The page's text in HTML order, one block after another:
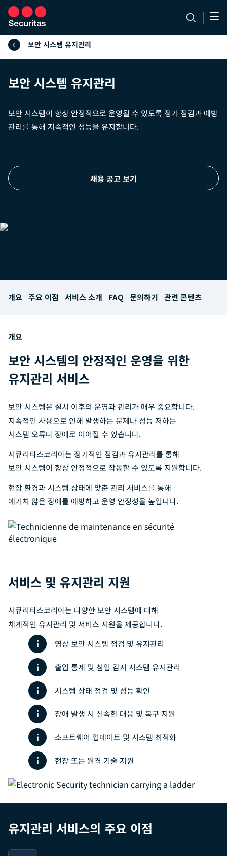
보안 시스템 유지관리
보안 시스템 유지관리
보안 시스템이 항상 안정적으로 운영될 수 있도록 정기 점검과 예방
관리를 통해 지속적인 성능을 유지합니다.
채용 공고 보기
개요 주요 이점 서비스 소개 FAQ 문의하기 관련 콘텐츠
개요
보안 시스템의 안정적인 운영을 위한
유지관리 서비스
보안 시스템은 설치 이후의 운영과 관리가 매우 중요합니다.
지속적인 사용으로 인해 발생하는 문제나 성능 저하는
시스템 오류나 장애로 이어질 수 있습니다.
시큐리타스코리아는 정기적인 점검과 유지관리를 통해
보안 시스템이 항상 안정적으로 작동할 수 있도록 지원합니다.
현장 환경과 시스템 상태에 맞춘 관리 서비스를 통해
예기치 않은 장애를 예방하고 운영 안정성을 높입니다.
서비스 및 유지관리 지원
시큐리타스코리아는 다양한 보안 시스템에 대해
체계적인 유지관리 및 서비스 지원을 제공합니다.
영상 보안 시스템 점검 및 유지관리
출입 통제 및 침입 감지 시스템 유지관리
시스템 상태 점검 및 성능 확인
장애 발생 시 신속한 대응 및 복구 지원
소프트웨어 업데이트 및 시스템 최적화
현장 또는 원격 기술 지원
유지관리 서비스의 주요 이점